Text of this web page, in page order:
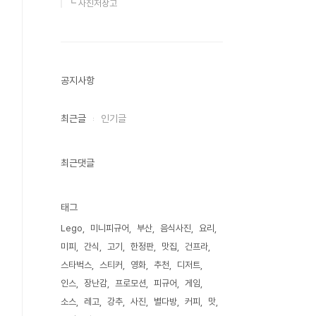
┗ 사진저장고
공지사항
최근글 인기글
최근댓글
태그
Lego 미니피규어 부산 음식사진
요리
미피
간식 고기 한정판 맛집
건프라
스타벅스
스티커 영화 추천
디저트
인스
장난감 프로모션 피규어
게임
소스
레고 강추 사진 별다방 커피
맛